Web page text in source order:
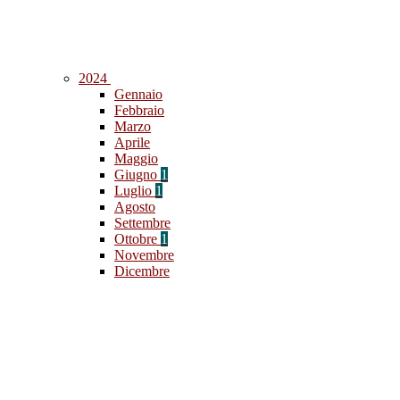
2024
Gennaio
Febbraio
Marzo
Aprile
Maggio
Giugno 1
Luglio 1
Agosto
Settembre
Ottobre 1
Novembre
Dicembre